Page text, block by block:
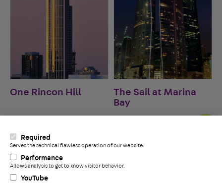
Required
Serves the technical flawless operation of our website.
Performance
Allows analysis to get to know visitor behavior.
YouTube
One Rincon Hill
The Sail at Marina
Bay